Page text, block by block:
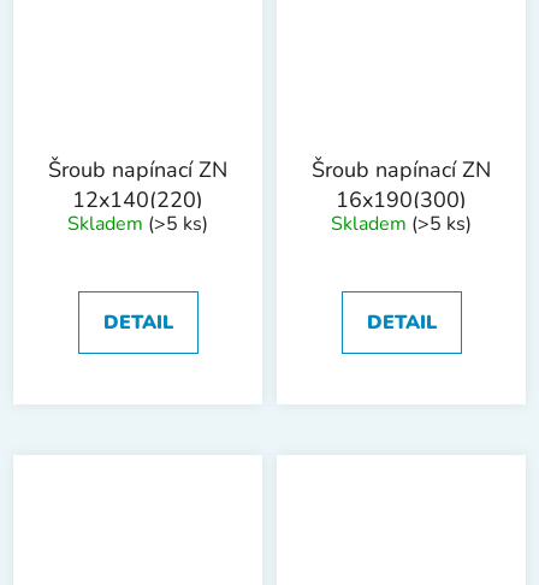
Šroub napínací ZN
12x140(220)
Skladem (>5 ks)
DETAIL
Šroub napínací ZN
16x190(300)
Skladem (>5 ks)
DETAIL